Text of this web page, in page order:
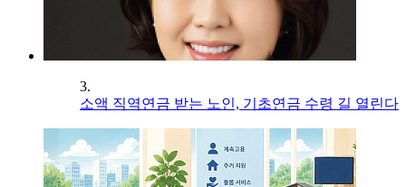
3.
소액 직역연금 받는 노인, 기초연금 수령 길 열린다